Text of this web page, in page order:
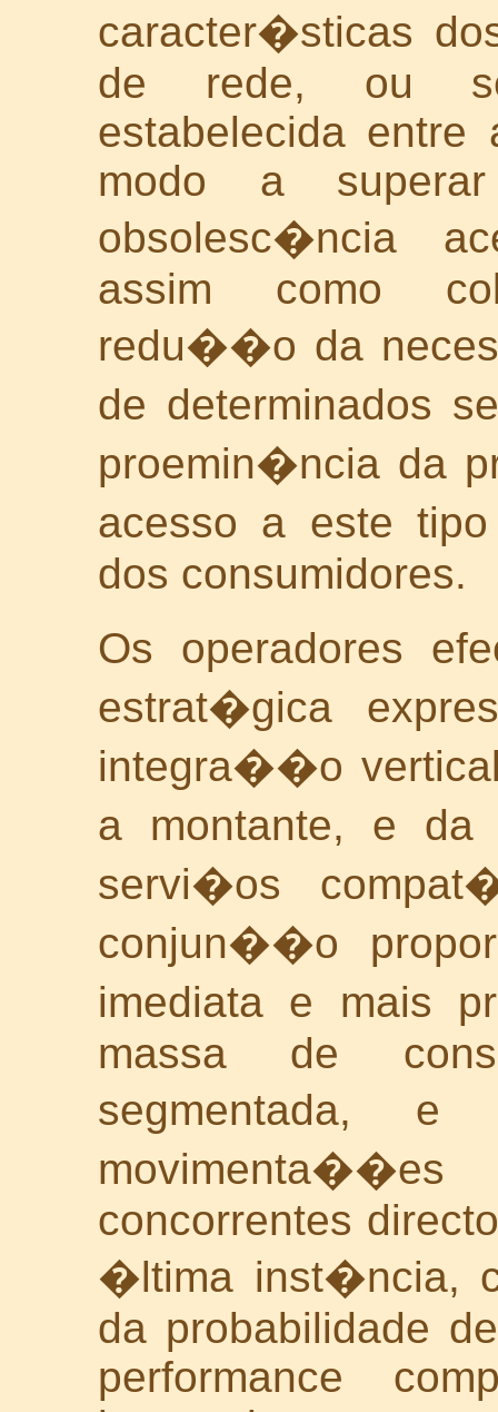
caracter�sticas
de rede, ou
estabelecida
modo a
obsolesc�ncia
assim como
redu��o da
de determinados
proemin�ncia da
acesso a este
dos consumidores.
Os operadores
estrat�gica
integra��o
a montante, e
servi�os
conjun��o
imediata e mais
massa de
segmentada,
concorrentes
�ltima inst�ncia,
da probabilidade
performance